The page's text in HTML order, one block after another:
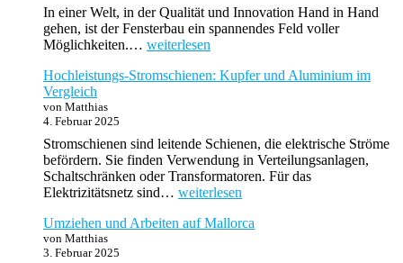
System
In einer Welt, in der Qualität und Innovation Hand in Hand
gehen, ist der Fensterbau ein spannendes Feld voller
Möglichkeiten.… Entdecken
die
Übernahme
eines
Bestandsbetriebs
als
Gründungschance
weiterlesen
Hochleistungs-Stromschienen: Kupfer und Aluminium im
Vergleich
von Matthias
4. Februar 2025
Stromschienen sind leitende Schienen, die elektrische Ströme
befördern. Sie finden Verwendung in Verteilungsanlagen,
Schaltschränken oder Transformatoren. Für das
Elektrizitätsnetz sind… Hochleistungs-
Kupfer
weiterlesen
Umziehen und Arbeiten auf Mallorca
von Matthias
3. Februar 2025